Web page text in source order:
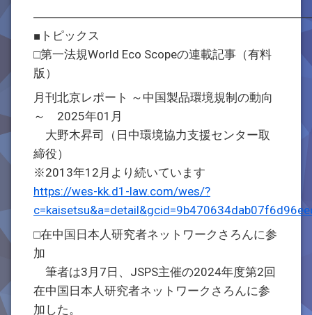
■トピックス
□第一法規World Eco Scopeの連載記事（有料
版）
月刊北京レポート ～中国製品環境規制の動向
～ 2025年01月
大野木昇司（日中環境協力支援センター取
締役）
※2013年12月より続いています
https://wes-kk.d1-law.com/wes/?
□在中国日本人研究者ネットワークさろんに参
加
筆者は3月7日、JSPS主催の2024年度第2回
在中国日本人研究者ネットワークさろんに参
加した。